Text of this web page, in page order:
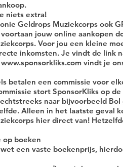
niets extra!
Geldrops Muziekcorps ook
jouw online aankopen
Voor jou een kleine
inkomsten. Je vindt de link
vindt je
betalen een commissie voor
stort SponsorKliks op
naar bijvoorbeeld
Alleen in het laatste geval
hier direct van!
op boeken
een vaste boekenprijs,